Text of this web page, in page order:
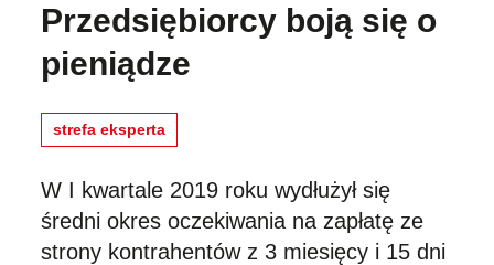
Przedsiębiorcy boją się o
pieniądze
strefa eksperta
W I kwartale 2019 roku wydłużył się
średni okres oczekiwania na zapłatę ze
strony kontrahentów z 3 miesięcy i 15 dni